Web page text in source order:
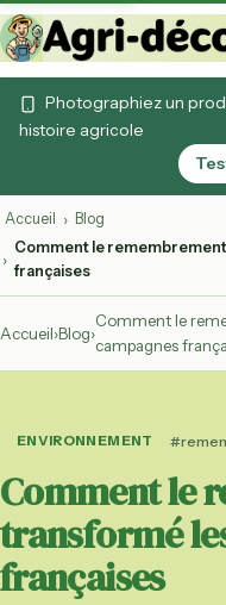
Photographiez un
histoire agricole
Accueil › Blog
›
Comment le
françaises
Accueil›Blog›
Comment le
campagnes
ENVIRONNEMENT
Comment le
transformé
françaises